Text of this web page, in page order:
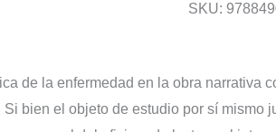
SKU:
de la enfermedad en la obra narrativa
bien el objeto de estudio por sí